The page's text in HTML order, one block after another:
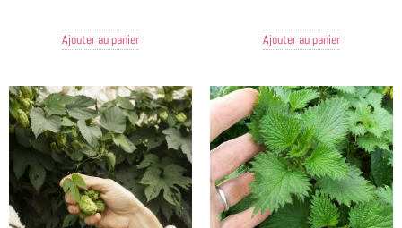
Ajouter au panier Ajouter au panier